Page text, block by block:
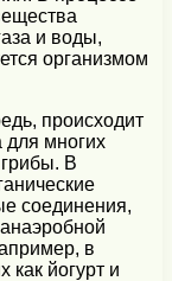
и воды,
организмом
происходит
для многих
грибы. В
соединения,
в
как йогурт и